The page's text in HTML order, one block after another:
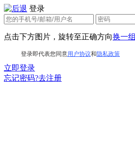
登录
点击下方图片，旋转至正确方向换一组
登录即代表您同意用户协议和隐私政策
立即登录
忘记密码?去注册